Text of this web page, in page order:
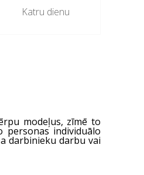
Katru dienu
modeļus, zīmē to
personas individuālo
darbinieku darbu vai